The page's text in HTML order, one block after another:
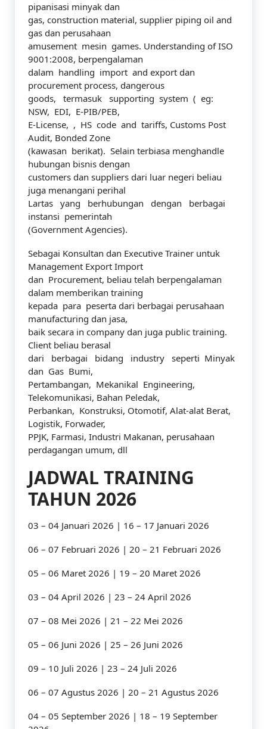
pipanisasi minyak dan
gas, construction material, supplier piping oil and
gas dan perusahaan
amusement mesin games. Understanding of ISO
9001:2008, berpengalaman
dalam handling import and export dan
procurement process, dangerous
goods, termasuk supporting system ( eg:
NSW, EDI, E-PIB/PEB,
E-License, , HS code and tariffs, Customs Post
Audit, Bonded Zone
(kawasan berikat). Selain terbiasa menghandle
hubungan bisnis dengan
customers dan suppliers dari luar negeri beliau
juga menangani perihal
Lartas yang berhubungan dengan berbagai
instansi pemerintah
(Government Agencies).
Sebagai Konsultan dan Executive Trainer untuk
Management Export Import
dan Procurement, beliau telah berpengalaman
dalam memberikan training
kepada para peserta dari berbagai perusahaan
manufacturing dan jasa,
baik secara in company dan juga public training.
Client beliau berasal
dari berbagai bidang industry seperti Minyak
dan Gas Bumi,
Pertambangan, Mekanikal Engineering,
Telekomunikasi, Bahan Peledak,
Perbankan, Konstruksi, Otomotif, Alat-alat Berat,
Logistik, Forwader,
PPJK, Farmasi, Industri Makanan, perusahaan
perdagangan umum, dll
JADWAL TRAINING
TAHUN 2026
03 – 04 Januari 2026 | 16 – 17 Januari 2026
06 – 07 Februari 2026 | 20 – 21 Februari 2026
05 – 06 Maret 2026 | 19 – 20 Maret 2026
03 – 04 April 2026 | 23 – 24 April 2026
07 – 08 Mei 2026 | 21 – 22 Mei 2026
05 – 06 Juni 2026 | 25 – 26 Juni 2026
09 – 10 Juli 2026 | 23 – 24 Juli 2026
06 – 07 Agustus 2026 | 20 – 21 Agustus 2026
04 – 05 September 2026 | 18 – 19 September